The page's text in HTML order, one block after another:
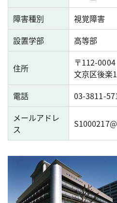
障害種別
視覚障害
設置学部
高等部
住所
〒112-0004
文京区後楽
電話
03-3811-
メールアドレ
ス